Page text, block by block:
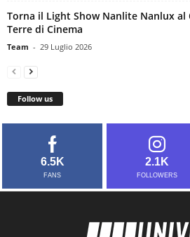
Torna il Light Show Nanlite Nanlux al
Terre di Cinema
Team - 29 Luglio 2026
Follow us
6.5K
FANS
2.1K
FOLLOWERS